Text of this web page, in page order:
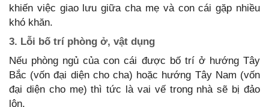
khiến việc giao lưu giữa cha mẹ và con cái gặp nhiều
khó khăn.
3. Lỗi bố trí phòng ở, vật dụng
Nếu phòng ngủ của con cái được bố trí ở hướng Tây
Bắc (vốn đại diện cho cha) hoặc hướng Tây Nam (vốn
đại diện cho mẹ) thì tức là vai vế trong nhà sẽ bị đảo
lộn.